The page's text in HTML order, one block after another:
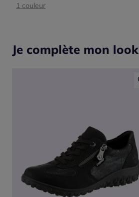
1 couleur
Je complète mon look